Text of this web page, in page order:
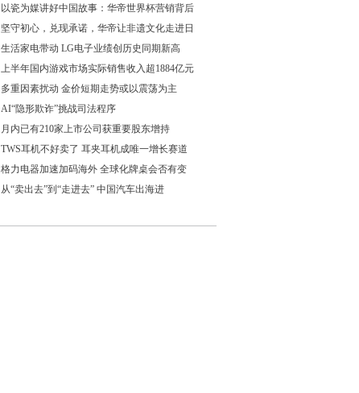
以瓷为媒讲好中国故事：华帝世界杯营销背后
坚守初心，兑现承诺，华帝让非遗文化走进日
生活家电带动 LG电子业绩创历史同期新高
上半年国内游戏市场实际销售收入超1884亿元
多重因素扰动 金价短期走势或以震荡为主
AI“隐形欺诈”挑战司法程序
月内已有210家上市公司获重要股东增持
TWS耳机不好卖了 耳夹耳机成唯一增长赛道
格力电器加速加码海外 全球化牌桌会否有变
从“卖出去”到“走进去” 中国汽车出海进